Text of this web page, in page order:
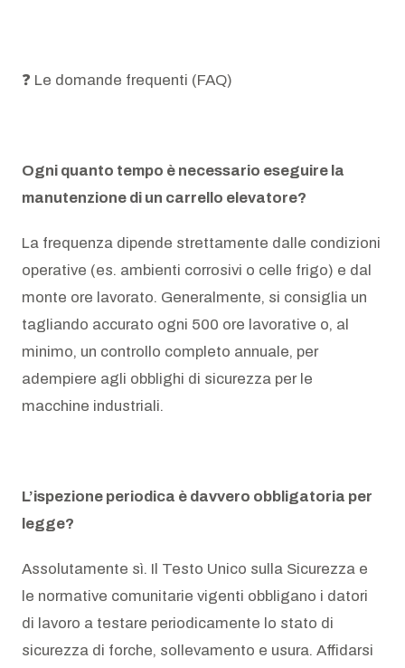
❓ Le domande frequenti (FAQ)
Ogni quanto tempo è necessario eseguire la
manutenzione di un carrello elevatore?
La frequenza dipende strettamente dalle condizioni
operative (es. ambienti corrosivi o celle frigo) e dal
monte ore lavorato. Generalmente, si consiglia un
tagliando accurato ogni 500 ore lavorative o, al
minimo, un controllo completo annuale, per
adempiere agli obblighi di sicurezza per le
macchine industriali.
L’ispezione periodica è davvero obbligatoria per
legge?
Assolutamente sì. Il Testo Unico sulla Sicurezza e
le normative comunitarie vigenti obbligano i datori
di lavoro a testare periodicamente lo stato di
sicurezza di forche, sollevamento e usura. Affidarsi